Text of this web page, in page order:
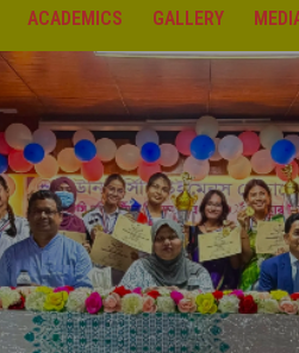
ACADEMICS GALLERY